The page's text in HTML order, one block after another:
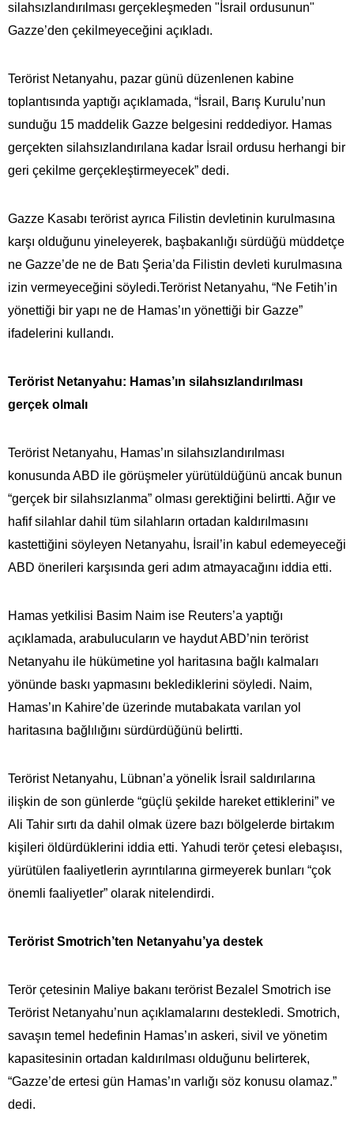
silahsızlandırılması gerçekleşmeden "İsrail ordusunun"
Gazze’den çekilmeyeceğini açıkladı.
Terörist Netanyahu, pazar günü düzenlenen kabine
toplantısında yaptığı açıklamada, “İsrail, Barış Kurulu’nun
sunduğu 15 maddelik Gazze belgesini reddediyor. Hamas
gerçekten silahsızlandırılana kadar İsrail ordusu herhangi bir
geri çekilme gerçekleştirmeyecek” dedi.
Gazze Kasabı terörist ayrıca Filistin devletinin kurulmasına
karşı olduğunu yineleyerek, başbakanlığı sürdüğü müddetçe
ne Gazze’de ne de Batı Şeria’da Filistin devleti kurulmasına
izin vermeyeceğini söyledi.Terörist Netanyahu, “Ne Fetih’in
yönettiği bir yapı ne de Hamas’ın yönettiği bir Gazze”
ifadelerini kullandı.
Terörist Netanyahu: Hamas’ın silahsızlandırılması
gerçek olmalı
Terörist Netanyahu, Hamas’ın silahsızlandırılması
konusunda ABD ile görüşmeler yürütüldüğünü ancak bunun
“gerçek bir silahsızlanma” olması gerektiğini belirtti. Ağır ve
hafif silahlar dahil tüm silahların ortadan kaldırılmasını
kastettiğini söyleyen Netanyahu, İsrail’in kabul edemeyeceği
ABD önerileri karşısında geri adım atmayacağını iddia etti.
Hamas yetkilisi Basim Naim ise Reuters’a yaptığı
açıklamada, arabulucuların ve haydut ABD’nin terörist
Netanyahu ile hükümetine yol haritasına bağlı kalmaları
yönünde baskı yapmasını beklediklerini söyledi. Naim,
Hamas’ın Kahire’de üzerinde mutabakata varılan yol
haritasına bağlılığını sürdürdüğünü belirtti.
Terörist Netanyahu, Lübnan’a yönelik İsrail saldırılarına
ilişkin de son günlerde “güçlü şekilde hareket ettiklerini” ve
Ali Tahir sırtı da dahil olmak üzere bazı bölgelerde birtakım
kişileri öldürdüklerini iddia etti. Yahudi terör çetesi elebaşısı,
yürütülen faaliyetlerin ayrıntılarına girmeyerek bunları “çok
önemli faaliyetler” olarak nitelendirdi.
Terörist Smotrich’ten Netanyahu’ya destek
Terör çetesinin Maliye bakanı terörist Bezalel Smotrich ise
Terörist Netanyahu’nun açıklamalarını destekledi. Smotrich,
savaşın temel hedefinin Hamas’ın askeri, sivil ve yönetim
kapasitesinin ortadan kaldırılması olduğunu belirterek,
“Gazze’de ertesi gün Hamas’ın varlığı söz konusu olamaz.”
dedi.